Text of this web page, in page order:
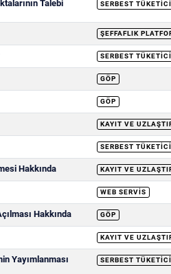
Talebi
SERBEST TÜKETICI
ŞEFFAFLIK
SERBEST TÜKETICI
GÖP
GÖP
KAYIT VE
SERBEST TÜKETICI
Hakkında KAYIT VE
WEB SERVIS
Hakkında GÖP
KAYIT VE
Yayımlanması
SERBEST TÜKETICI